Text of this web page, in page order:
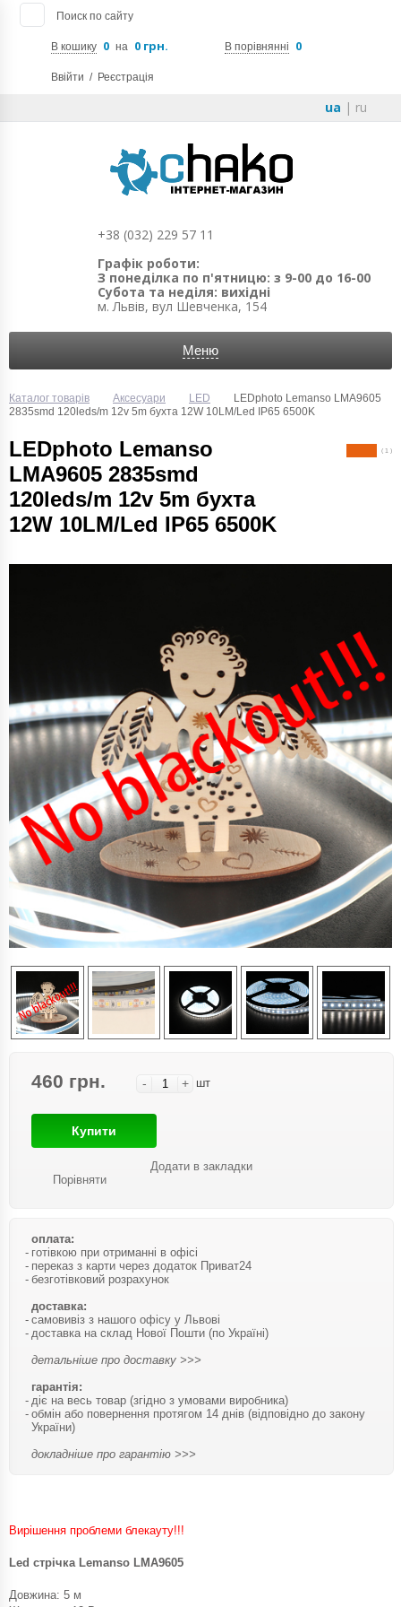
Поиск по сайту
В кошику 0 на 0 грн. В порівнянні 0
Ввійти / Реєстрація
ua | ru
+38 (032) 229 57 11
Графік роботи:
З понеділка по п'ятницю: з 9-00 до 16-00
Субота та неділя: вихідні
м. Львів, вул Шевченка, 154
Меню
Каталог товарів Аксесуари LED
LEDphoto Lemanso LMA9605
2835smd 120leds/m 12v 5m бухта 12W 10LM/Led IP65 6500K
LEDphoto Lemanso
LMA9605 2835smd
120leds/m 12v 5m бухта
12W 10LM/Led IP65 6500K
( 1 )
460 грн. - + шт
Купити
Порівняти
Додати в закладки
оплата:
готівкою при отриманні в офісі
переказ з карти через додаток Приват24
безготівковий розрахунок
доставка:
самовивіз з нашого офісу у Львові
доставка на склад Нової Пошти (по Україні)
детальніше про доставку >>>
гарантія:
діє на весь товар (згідно з умовами виробника)
обмін або повернення протягом 14 днів (відповідно до закону
України)
докладніше про гарантію >>>
Вирішення проблеми блекауту!!!
Led стрічка Lemanso LMA9605
Довжина: 5 м